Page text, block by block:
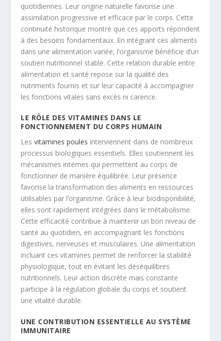
quotidiennes. Leur origine naturelle favorise une
assimilation progressive et efficace par le corps. Cette
continuité historique montre que ces apports répondent
à des besoins fondamentaux. En intégrant ces aliments
dans une alimentation variée, l’organisme bénéficie d’un
soutien nutritionnel stable. Cette relation durable entre
alimentation et santé repose sur la qualité des
nutriments fournis et sur leur capacité à accompagner
les fonctions vitales sans excès ni carence.
LE RÔLE DES VITAMINES DANS LE
FONCTIONNEMENT DU CORPS HUMAIN
Lesvitamines poules interviennent dans de nombreux
processus biologiques essentiels. Elles soutiennent les
mécanismes internes qui permettent au corps de
fonctionner de manière équilibrée. Leur présence
favorise la transformation des aliments en ressources
utilisables par l’organisme. Grâce à leur biodisponibilité,
elles sont rapidement intégrées dans le métabolisme.
Cette efficacité contribue à maintenir un bon niveau de
santé au quotidien, en accompagnant les fonctions
digestives, nerveuses et musculaires. Une alimentation
incluant ces vitamines permet de renforcer la stabilité
physiologique, tout en évitant les déséquilibres
nutritionnels. Leur action discrète mais constante
participe à la régulation globale du corps et soutient
une vitalité durable.
UNE CONTRIBUTION ESSENTIELLE AU SYSTÈME
IMMUNITAIRE